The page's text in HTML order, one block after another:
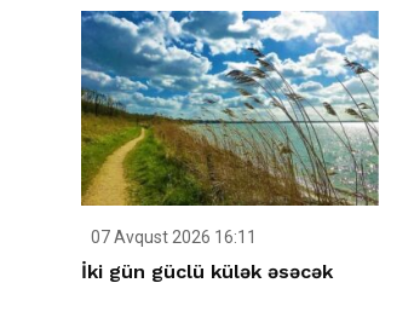
07 Avqust 2026 16:11
İki gün güclü külək əsəcək